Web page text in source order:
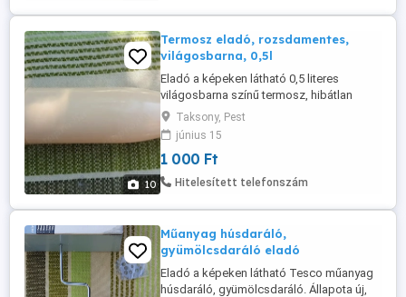
10
Termosz eladó, rozsdamentes,
világosbarna, 0,5l
Eladó a képeken látható 0,5 literes
világosbarna színű termosz, hibátlan
állapotban. Átvehető: Pest megye -
Taksony községben. Postán is elküldöm
rendesen becsomagolva dobozba, de
akkor előre kérem utalni az árát és a
postaköltséget a bankszámlámra, vagy
nem ...
Taksony, Pest
június 15
1 000 Ft
Hitelesített telefonszám
Műanyag húsdaráló,
gyümölcsdaráló eladó
Eladó a képeken látható Tesco műanyag
húsdaráló, gyümölcsdaráló. Állapota új,